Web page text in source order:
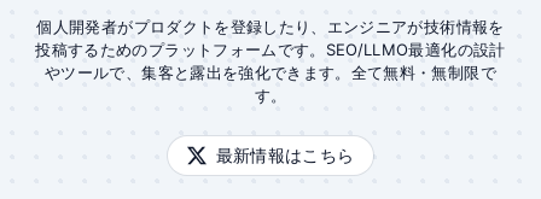
個人開発者がプロダクトを登録したり、エンジニアが技術情報を
投稿するためのプラットフォームです。SEO/LLMO最適化の設計
やツールで、集客と露出を強化できます。全て無料・無制限で
す。
最新情報はこちら